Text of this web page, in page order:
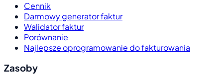
Cennik
Darmowy generator faktur
Walidator faktur
Porównanie
Najlepsze oprogramowanie do fakturowania
Zasoby